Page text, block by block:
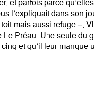
et parfois parce
l’expliquait dans son
mais aussi refuge –,
Préau. Une seule du
et qu’il leur manque